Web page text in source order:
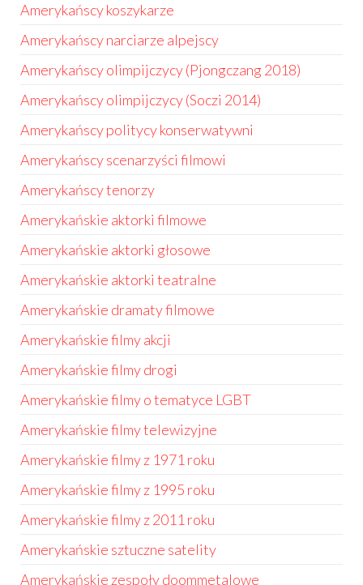
Amerykańscy koszykarze
Amerykańscy narciarze alpejscy
Amerykańscy olimpijczycy (Pjongczang 2018)
Amerykańscy olimpijczycy (Soczi 2014)
Amerykańscy politycy konserwatywni
Amerykańscy scenarzyści filmowi
Amerykańscy tenorzy
Amerykańskie aktorki filmowe
Amerykańskie aktorki głosowe
Amerykańskie aktorki teatralne
Amerykańskie dramaty filmowe
Amerykańskie filmy akcji
Amerykańskie filmy drogi
Amerykańskie filmy o tematyce LGBT
Amerykańskie filmy telewizyjne
Amerykańskie filmy z 1971 roku
Amerykańskie filmy z 1995 roku
Amerykańskie filmy z 2011 roku
Amerykańskie sztuczne satelity
Amerykańskie zespoły doommetalowe